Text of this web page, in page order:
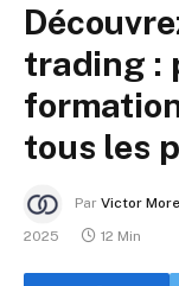
trading :
tous les
Par Victor
2025
12 Min